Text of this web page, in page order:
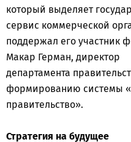
который выделяет
сервис коммерческой
поддержал его участник
Макар Герман, директор
департамента
формированию системы
правительство».
Стратегия на будущее